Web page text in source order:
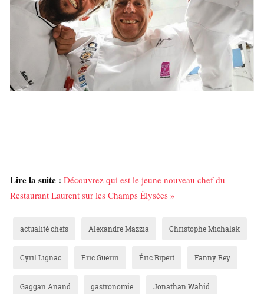
Lire la suite : Découvrez qui est le jeune nouveau chef du
Restaurant Laurent sur les Champs Élysées »
actualité chefs Alexandre Mazzia Christophe Michalak
Cyril Lignac Eric Guerin Éric Ripert Fanny Rey
Gaggan Anand gastronomie Jonathan Wahid